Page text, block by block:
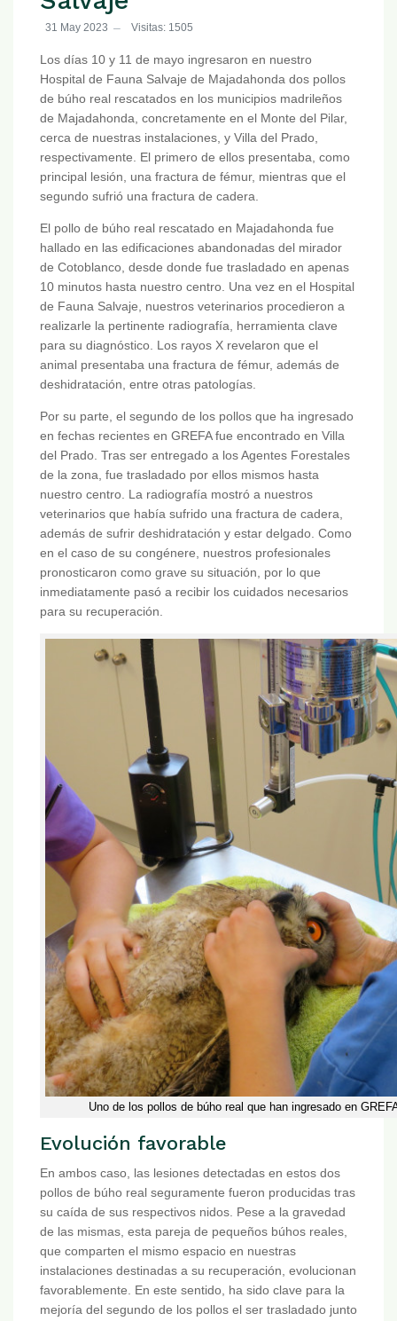
31 May 2023 Visitas: 1505
Los días 10 y 11 de mayo ingresaron en nuestro
Hospital de Fauna Salvaje de Majadahonda dos pollos
de búho real rescatados en los municipios madrileños
de Majadahonda, concretamente en el Monte del Pilar,
cerca de nuestras instalaciones, y Villa del Prado,
respectivamente. El primero de ellos presentaba, como
principal lesión, una fractura de fémur, mientras que el
segundo sufrió una fractura de cadera.
El pollo de búho real rescatado en Majadahonda fue
hallado en las edificaciones abandonadas del mirador
de Cotoblanco, desde donde fue trasladado en apenas
10 minutos hasta nuestro centro. Una vez en el Hospital
de Fauna Salvaje, nuestros veterinarios procedieron a
realizarle la pertinente radiografía, herramienta clave
para su diagnóstico. Los rayos X revelaron que el
animal presentaba una fractura de fémur, además de
deshidratación, entre otras patologías.
Por su parte, el segundo de los pollos que ha ingresado
en fechas recientes en GREFA fue encontrado en Villa
del Prado. Tras ser entregado a los Agentes Forestales
de la zona, fue trasladado por ellos mismos hasta
nuestro centro. La radiografía mostró a nuestros
veterinarios que había sufrido una fractura de cadera,
además de sufrir deshidratación y estar delgado. Como
en el caso de su congénere, nuestros profesionales
pronosticaron como grave su situación, por lo que
inmediatamente pasó a recibir los cuidados necesarios
para su recuperación.
Uno de los pollos de búho real que han ingresado en
Evolución favorable
En ambos caso, las lesiones detectadas en estos dos
pollos de búho real seguramente fueron producidas tras
su caída de sus respectivos nidos. Pese a la gravedad
de las mismas, esta pareja de pequeños búhos reales,
que comparten el mismo espacio en nuestras
instalaciones destinadas a su recuperación, evolucionan
favorablemente. En este sentido, ha sido clave para la
mejoría del segundo de los pollos el ser trasladado junto